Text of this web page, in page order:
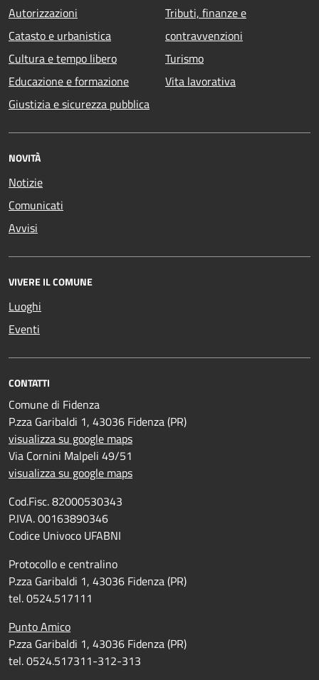
Autorizzazioni
Catasto e urbanistica
Cultura e tempo libero
Educazione e formazione
Giustizia e sicurezza pubblica
Tributi, finanze e
contravvenzioni
Turismo
Vita lavorativa
NOVITÀ
Notizie
Comunicati
Avvisi
VIVERE IL COMUNE
Luoghi
Eventi
CONTATTI
Comune di Fidenza
P.zza Garibaldi 1, 43036 Fidenza (PR)
visualizza su google maps
Via Cornini Malpeli 49/51
visualizza su google maps
Cod.Fisc. 82000530343
P.IVA. 00163890346
Codice Univoco UFABNI
Protocollo e centralino
P.zza Garibaldi 1, 43036 Fidenza (PR)
tel. 0524.517111
Punto Amico
P.zza Garibaldi 1, 43036 Fidenza (PR)
tel. 0524.517311-312-313